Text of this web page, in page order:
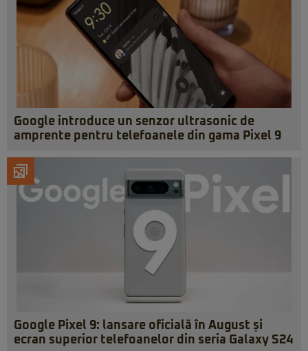
Google introduce un senzor ultrasonic de
amprente pentru telefoanele din gama Pixel 9
Google Pixel 9: lansare oficială în August și
ecran superior telefoanelor din seria Galaxy S24